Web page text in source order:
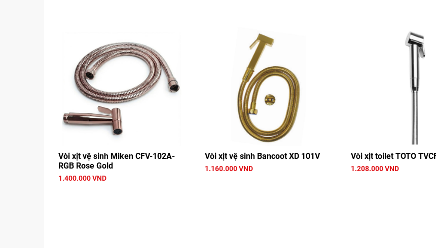
Vòi xịt vệ sinh Miken CFV-102A-
RGB Rose Gold
1.400.000 VND
Vòi xịt vệ sinh Bancoot XD 101V
1.160.000 VND
Vòi xịt toilet TOTO
1.208.000 VND